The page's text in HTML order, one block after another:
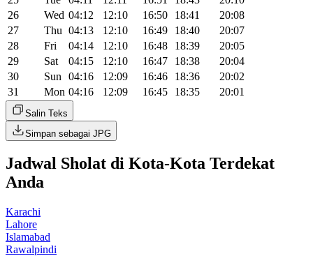
26
Wed 04:12 12:10 16:50 18:41
20:08
27
Thu 04:13 12:10 16:49 18:40
20:07
28
Fri 04:14 12:10 16:48 18:39
20:05
29
Sat 04:15 12:10 16:47 18:38
20:04
30
Sun 04:16 12:09 16:46 18:36
20:02
31
Mon 04:16 12:09 16:45 18:35 20:01
Salin Teks
Simpan sebagai JPG
Jadwal Sholat di Kota-Kota Terdekat
Anda
Karachi
Lahore
Islamabad
Rawalpindi